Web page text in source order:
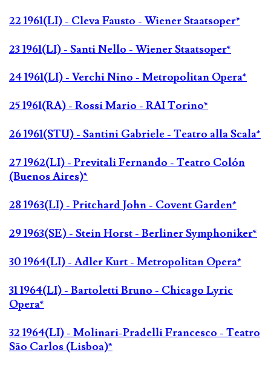
22 1961(LI) - Cleva Fausto - Wiener Staatsoper*
23 1961(LI) - Santi Nello - Wiener Staatsoper*
24 1961(LI) - Verchi Nino - Metropolitan Opera*
25 1961(RA) - Rossi Mario - RAI Torino*
26 1961(STU) - Santini Gabriele - Teatro alla Scala*
27 1962(LI) - Previtali Fernando - Teatro Colón
(Buenos Aires)*
28 1963(LI) - Pritchard John - Covent Garden*
29 1963(SE) - Stein Horst - Berliner Symphoniker*
30 1964(LI) - Adler Kurt - Metropolitan Opera*
31 1964(LI) - Bartoletti Bruno - Chicago Lyric
Opera*
32 1964(LI) - Molinari-Pradelli Francesco - Teatro
São Carlos (Lisboa)*